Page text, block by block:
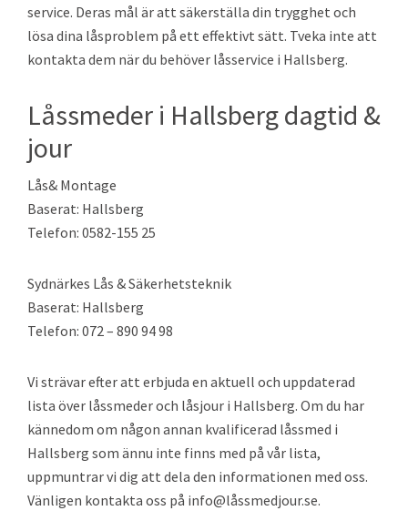
service. Deras mål är att säkerställa din trygghet och
lösa dina låsproblem på ett effektivt sätt. Tveka inte att
kontakta dem när du behöver låsservice i Hallsberg.
Låssmeder i Hallsberg dagtid &
jour
Lås& Montage
Baserat: Hallsberg
Telefon: 0582-155 25
Sydnärkes Lås & Säkerhetsteknik
Baserat: Hallsberg
Telefon: 072 – 890 94 98
Vi strävar efter att erbjuda en aktuell och uppdaterad
lista över låssmeder och låsjour i Hallsberg. Om du har
kännedom om någon annan kvalificerad låssmed i
Hallsberg som ännu inte finns med på vår lista,
uppmuntrar vi dig att dela den informationen med oss.
Vänligen kontakta oss på info@låssmedjour.se.